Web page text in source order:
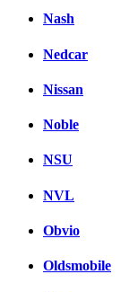
Nash
Nedcar
Nissan
Noble
NSU
NVL
Obvio
Oldsmobile